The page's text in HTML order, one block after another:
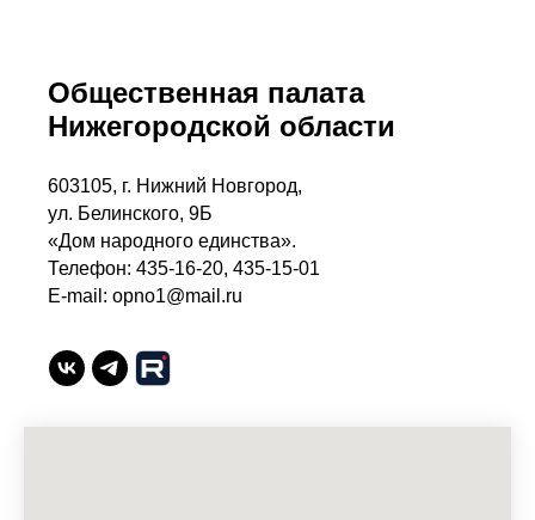
Общественная палата
Нижегородской области
603105, г. Нижний Новгород,
ул. Белинского, 9Б
«Дом народного единства».
Телефон: 435-16-20, 435-15-01
E-mail: opno1@mail.ru